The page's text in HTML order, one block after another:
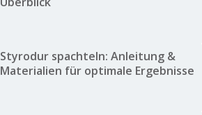
Styrodur spachteln: Anleitung &
Materialien für optimale Ergebnisse